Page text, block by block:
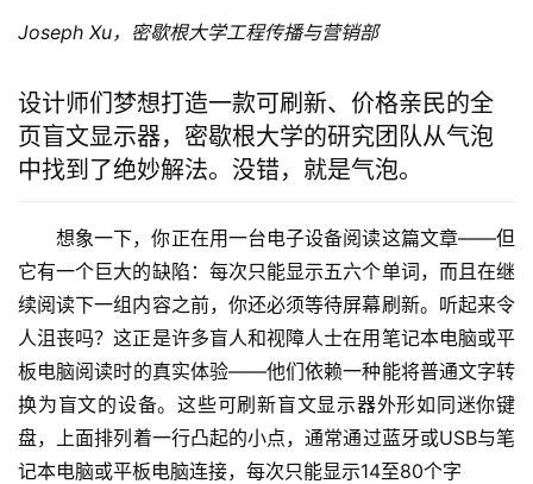
Joseph Xu，密歇根大学工程传播与营销部
设计师们梦想打造一款可刷新、价格亲民的全
页盲文显示器，密歇根大学的研究团队从气泡
中找到了绝妙解法。没错，就是气泡。
想象一下，你正在用一台电子设备阅读这篇文章——但
它有一个巨大的缺陷：每次只能显示五六个单词，而且在继
续阅读下一组内容之前，你还必须等待屏幕刷新。听起来令
人沮丧吗？这正是许多盲人和视障人士在用笔记本电脑或平
板电脑阅读时的真实体验——他们依赖一种能将普通文字转
换为盲文的设备。这些可刷新盲文显示器外形如同迷你键
盘，上面排列着一行凸起的小点，通常通过蓝牙或USB与笔
记本电脑或平板电脑连接，每次只能显示14至80个字